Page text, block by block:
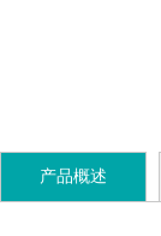
产品概述